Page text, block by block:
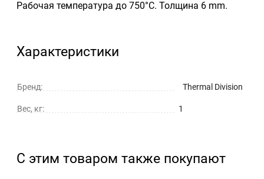
Рабочая температура до 750°С. Толщина 6 mm.
Характеристики
Бренд: Thermal Division
Вес, кг: 1
С этим товаром также покупают